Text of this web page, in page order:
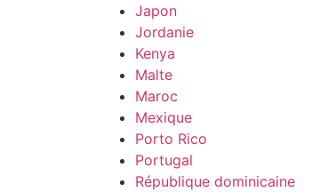
Japon
Jordanie
Kenya
Malte
Maroc
Mexique
Porto Rico
Portugal
République dominicaine